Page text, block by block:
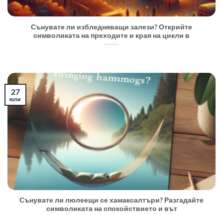
Сънувате ли избледняващи залези? Открийте
символиката на преходите и края на цикли в
Сънувате ли люлеещи се хамаксалтъри? Разгадайте
символиката на спокойствието и вът
27
юли